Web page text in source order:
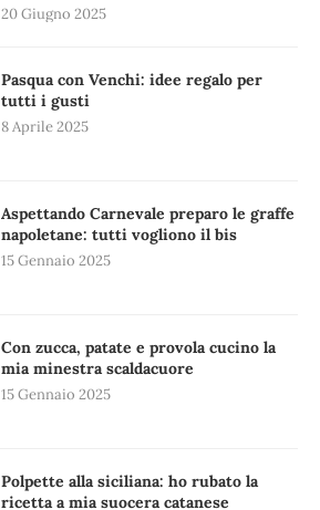
20 Giugno 2025
Pasqua con Venchi: idee regalo per
tutti i gusti
8 Aprile 2025
Aspettando Carnevale preparo le graffe
napoletane: tutti vogliono il bis
15 Gennaio 2025
Con zucca, patate e provola cucino la
mia minestra scaldacuore
15 Gennaio 2025
Polpette alla siciliana: ho rubato la
ricetta a mia suocera catanese